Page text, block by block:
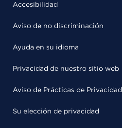
Accesibilidad
Aviso de no discriminación
Ayuda en su idioma
Privacidad de nuestro sitio web
Aviso de Prácticas de Privacidad
Su elección de privacidad